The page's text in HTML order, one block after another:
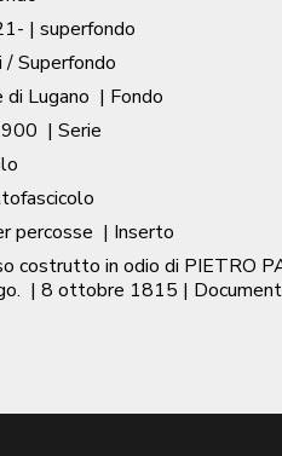
| superfondo
/ Superfondo
di Lugano | Fondo
| Serie
percosse | Inserto
costrutto in odio di PIETRO
| 8 ottobre 1815 |